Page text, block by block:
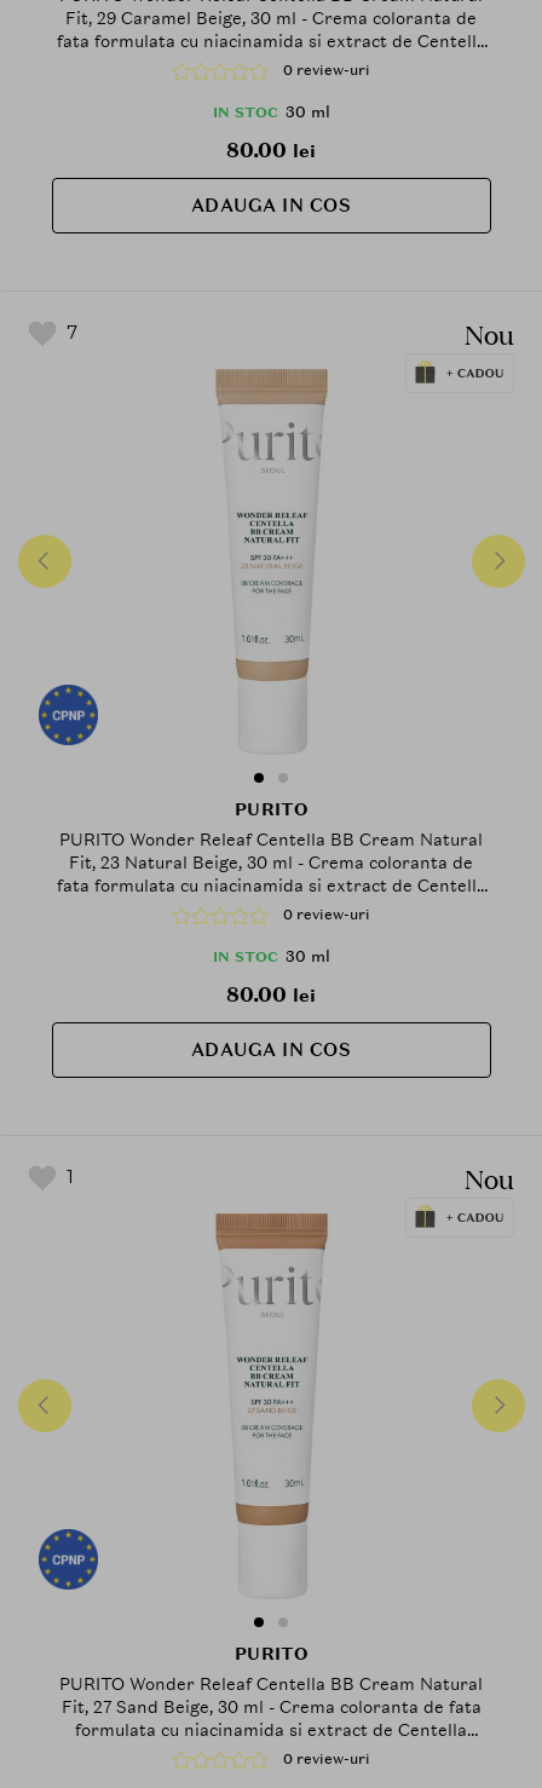
Fit, 29 Caramel Beige, 30 ml - Crema coloranta de
fata formulata cu niacinamida si extract de Centella
Asiatica, care contribuie la estomparea vizuala a
rosetii si a imperfectiunilor si la mentinerea unui
aspect uniform al tenului, SPF30 PA+++
0 review-uri
IN STOC 30 ml
80.00 lei
ADAUGA IN COS
7 Nou
PURITO
PURITO Wonder Releaf Centella BB Cream Natural
Fit, 23 Natural Beige, 30 ml - Crema coloranta de
fata formulata cu niacinamida si extract de Centella
Asiatica, care contribuie la uniformizarea aspectului
tenului si la mentinerea confortului pielii
0 review-uri
IN STOC 30 ml
80.00 lei
ADAUGA IN COS
1 Nou
PURITO
PURITO Wonder Releaf Centella BB Cream Natural
Fit, 27 Sand Beige, 30 ml - Crema coloranta de fata
formulata cu niacinamida si extract de Centella
Asiatica, care contribuie la uniformizarea aspectului
tenului si la mentinerea confortului la aplicare
0 review-uri